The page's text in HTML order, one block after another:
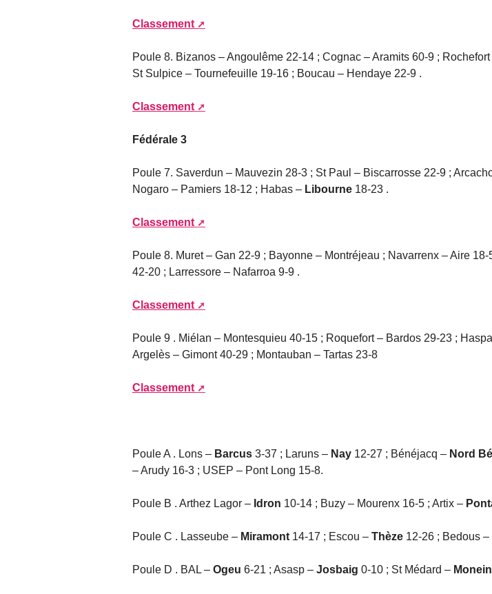
Classement
Poule 8. Bizanos – Angoulême 22-14 ; Cognac – Aramits 60-9 ;
St Sulpice – Tournefeuille 19-16 ; Boucau – Hendaye 22-9 .
Classement
Fédérale 3
Poule 7. Saverdun – Mauvezin 28-3 ; St Paul – Biscarrosse 22-9 ;
Nogaro – Pamiers 18-12 ; Habas – Libourne 18-23 .
Classement
Poule 8. Muret – Gan 22-9 ; Bayonne – Montréjeau ; Navarrenx – Aire
42-20 ; Larressore – Nafarroa 9-9 .
Classement
Poule 9 . Miélan – Montesquieu 40-15 ; Roquefort – Bardos 29-23 ;
Argelès – Gimont 40-29 ; Montauban – Tartas 23-8
Classement
Poule A . Lons – Barcus 3-37 ; Laruns – Nay 12-27 ; Bénéjacq – Nord
– Arudy 16-3 ; USEP – Pont Long 15-8.
Poule B . Arthez Lagor – Idron 10-14 ; Buzy – Mourenx 16-5 ; Artix –
Poule C . Lasseube – Miramont 14-17 ; Escou – Thèze 12-26 ; Bedous
Poule D . BAL – Ogeu 6-21 ; Asasp – Josbaig 0-10 ; St Médard – Monein